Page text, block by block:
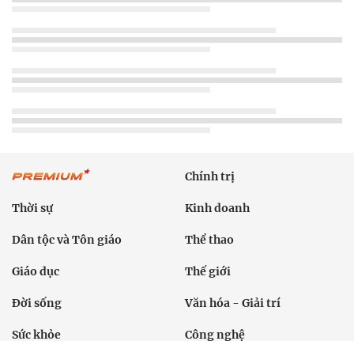
Chính trị
Thời sự Kinh doanh
Dân tộc và Tôn giáo Thể thao
Giáo dục Thế giới
Đời sống Văn hóa - Giải trí
Sức khỏe Công nghệ